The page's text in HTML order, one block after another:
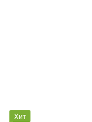
Хит